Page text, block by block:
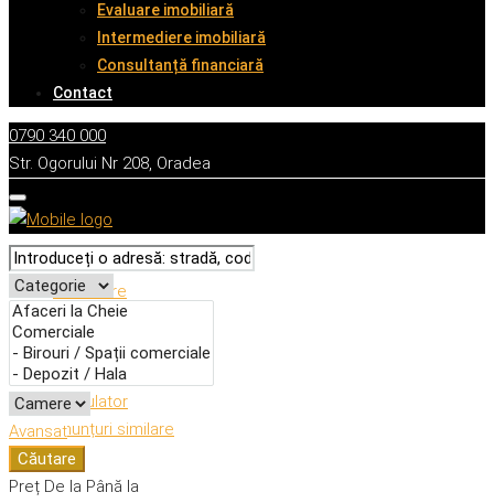
Evaluare imobiliară
Intermediere imobiliară
Consultanță financiară
Contact
0790 340 000
Str. Ogorului Nr 208, Oradea
Avansat
Căutare
Preț De la Până la
Descriere
Caracteristici
Adresă
Detalii
Calculator
Anunțuri similare